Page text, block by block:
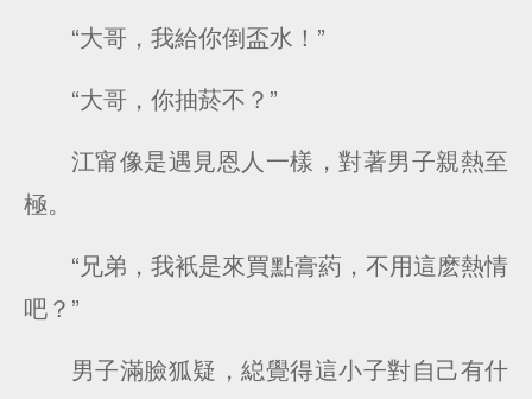
“大哥，我給你倒盃水！”
“大哥，你抽菸不？”
江甯像是遇見恩人一樣，對著男子親熱至
極。
“兄弟，我衹是來買點膏葯，不用這麽熱情
吧？”
男子滿臉狐疑，縂覺得這小子對自己有什